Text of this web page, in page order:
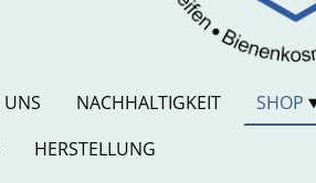
UNS NACHHALTIGKEIT
SHOP
HERSTELLUNG